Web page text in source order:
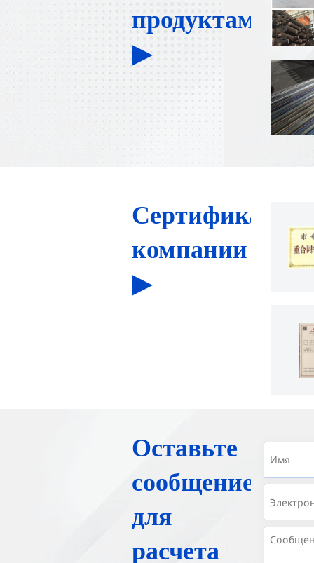
продуктам
▶
Сертификаты
компании
▶
Оставьте
сообщение
для
расчета